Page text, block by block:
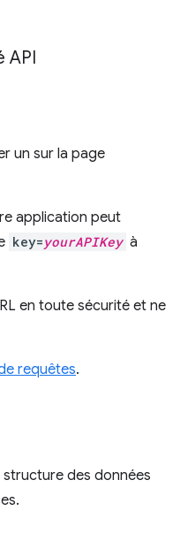
API
un sur la page
application peut
key=yourAPIKey à
en toute sécurité et ne
requêtes.
des données